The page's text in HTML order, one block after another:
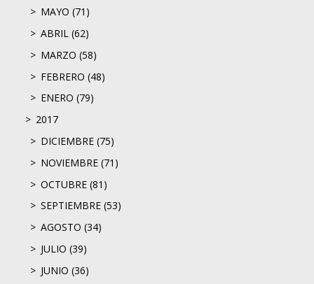
MAYO (71)
ABRIL (62)
MARZO (58)
FEBRERO (48)
ENERO (79)
2017
DICIEMBRE (75)
NOVIEMBRE (71)
OCTUBRE (81)
SEPTIEMBRE (53)
AGOSTO (34)
JULIO (39)
JUNIO (36)